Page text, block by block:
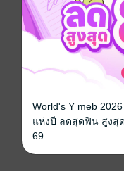
World's Y meb
แห่งปี ลดสุดฟิน สูงสุ
69